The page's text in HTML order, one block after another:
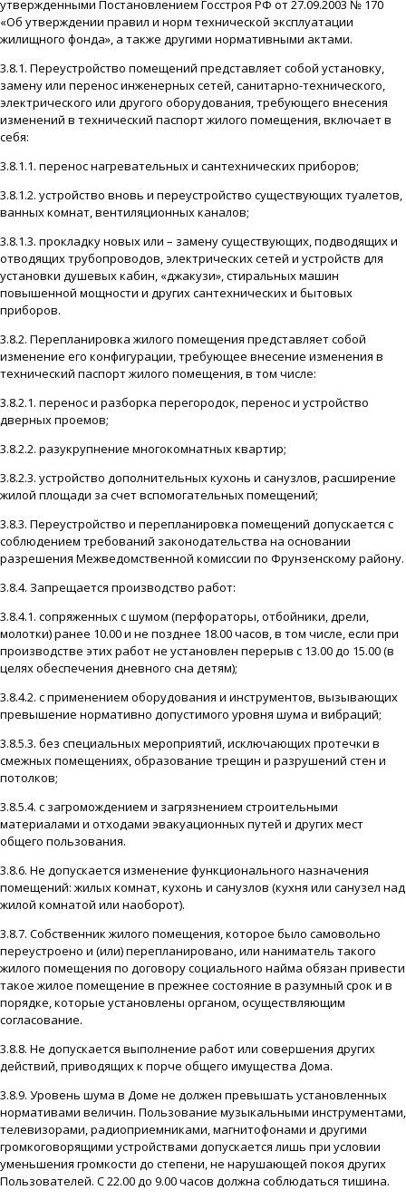
утвержденными Постановлением Госстроя РФ от 27.09.2003 № 170
«Об утверждении правил и норм технической эксплуатации
жилищного фонда», а также другими нормативными актами.
3.8.1. Переустройство помещений представляет собой установку,
замену или перенос инженерных сетей, санитарно-технического,
электрического или другого оборудования, требующего внесения
изменений в технический паспорт жилого помещения, включает в
себя:
3.8.1.1. перенос нагревательных и сантехнических приборов;
3.8.1.2. устройство вновь и переустройство существующих туалетов,
ванных комнат, вентиляционных каналов;
3.8.1.3. прокладку новых или – замену существующих, подводящих и
отводящих трубопроводов, электрических сетей и устройств для
установки душевых кабин, «джакузи», стиральных машин
повышенной мощности и других сантехнических и бытовых
приборов.
3.8.2. Перепланировка жилого помещения представляет собой
изменение его конфигурации, требующее внесение изменения в
технический паспорт жилого помещения, в том числе:
3.8.2.1. перенос и разборка перегородок, перенос и устройство
дверных проемов;
3.8.2.2. разукрупнение многокомнатных квартир;
3.8.2.3. устройство дополнительных кухонь и санузлов, расширение
жилой площади за счет вспомогательных помещений;
3.8.3. Переустройство и перепланировка помещений допускается с
соблюдением требований законодательства на основании
разрешения Межведомственной комиссии по Фрунзенскому району.
3.8.4. Запрещается производство работ:
3.8.4.1. сопряженных с шумом (перфораторы, отбойники, дрели,
молотки) ранее 10.00 и не позднее 18.00 часов, в том числе, если при
производстве этих работ не установлен перерыв с 13.00 до 15.00 (в
целях обеспечения дневного сна детям);
3.8.4.2. с применением оборудования и инструментов, вызывающих
превышение нормативно допустимого уровня шума и вибраций;
3.8.5.3. без специальных мероприятий, исключающих протечки в
смежных помещениях, образование трещин и разрушений стен и
потолков;
3.8.5.4. с загромождением и загрязнением строительными
материалами и отходами эвакуационных путей и других мест
общего пользования.
3.8.6. Не допускается изменение функционального назначения
помещений: жилых комнат, кухонь и санузлов (кухня или санузел над
жилой комнатой или наоборот).
3.8.7. Собственник жилого помещения, которое было самовольно
переустроено и (или) перепланировано, или наниматель такого
жилого помещения по договору социального найма обязан привести
такое жилое помещение в прежнее состояние в разумный срок и в
порядке, которые установлены органом, осуществляющим
согласование.
3.8.8. Не допускается выполнение работ или совершения других
действий, приводящих к порче общего имущества Дома.
3.8.9. Уровень шума в Доме не должен превышать установленных
нормативами величин. Пользование музыкальными инструментами,
телевизорами, радиоприемниками, магнитофонами и другими
громкоговорящими устройствами допускается лишь при условии
уменьшения громкости до степени, не нарушающей покоя других
Пользователей. С 22.00 до 9.00 часов должна соблюдаться тишина.